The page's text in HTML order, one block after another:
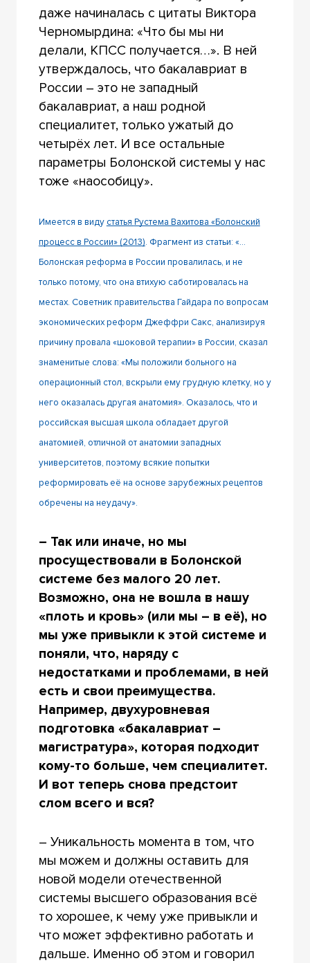
даже начиналась с цитаты Виктора
Черномырдина: «Что бы мы ни
делали, КПСС получается…». В ней
утверждалось, что бакалавриат в
России – это не западный
бакалавриат, а наш родной
специалитет, только ужатый до
четырёх лет. И все остальные
параметры Болонской системы у нас
тоже «наособицу».
Имеется в виду статья Рустема Вахитова «Болонский
процесс в России» (2013). Фрагмент из статьи: «…
Болонская реформа в России провалилась, и не
только потому, что она втихую саботировалась на
местах. Советник правительства Гайдара по вопросам
экономических реформ Джеффри Сакс, анализируя
причину провала «шоковой терапии» в России, сказал
знаменитые слова: «Мы положили больного на
операционный стол, вскрыли ему грудную клетку, но у
него оказалась другая анатомия». Оказалось, что и
российская высшая школа обладает другой
анатомией, отличной от анатомии западных
университетов, поэтому всякие попытки
реформировать её на основе зарубежных рецептов
обречены на неудачу».
– Так или иначе, но мы
просуществовали в Болонской
системе без малого 20 лет.
Возможно, она не вошла в нашу
«плоть и кровь» (или мы – в её), но
мы уже привыкли к этой системе и
поняли, что, наряду с
недостатками и проблемами, в ней
есть и свои преимущества.
Например, двухуровневая
подготовка «бакалавриат –
магистратура», которая подходит
кому-то больше, чем специалитет.
И вот теперь снова предстоит
слом всего и вся?
– Уникальность момента в том, что
мы можем и должны оставить для
новой модели отечественной
системы высшего образования всё
то хорошее, к чему уже привыкли и
что может эффективно работать и
дальше. Именно об этом и говорил